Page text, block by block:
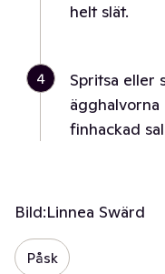
helt slät.
4
Spritsa eller
finhackad
Bild:Linnea Swärd
Påsk